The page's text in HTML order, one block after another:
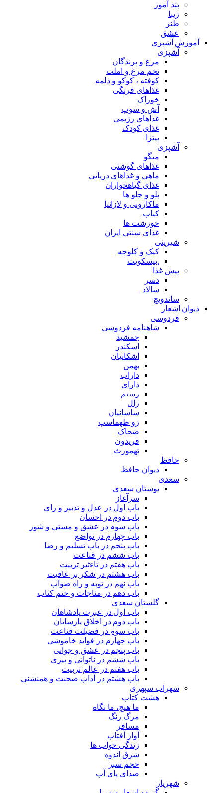
پند آموز
زیبا
طنز
عشق
آموزش آشپزی
آشپزی
مرغ و پرندگان
تخم مرغ و املت
کوفته ، کوکو و دلمه
غذاهای فرنگی
خوراک
آش و سوپ
غذاهای رژیمی
غذای کودک
پیتزا
آشپزی
میگو
غذاهای گوشتی
ماهی و غذاهای دریایی
غذای گیاهخواران
پلو و چلو ها
ماکارونی و لازانیا
کباب
خورشت ها
غذای سنتی ایران
شیرینی
کیک و کلوچه
.بیسکویت
پیش غذا
دسر
سالاد
ساندویچ
دیوان اشعار
فردوسی
شاهنامه فردوسی
جمشید
اسکندر
اشکانیان
بهمن
داراب
دارای
رستم
زال
ساسانیان
زو طهماسپ‏
ضحاک
فریدون
تهمورث
حافظ
دیوان حافظ
سعدی
بوستان سعدی
سرآغاز
باب اول در عدل و تدبیر و رای
باب دوم در احسان
باب سوم در عشق و مستی و شور
باب چهارم در تواضع
باب پنجم در باب تسلیم و رضا
باب ششم در قناعت
باب هفتم در تاءثیر تربیت
باب هشتم در شکر بر عافیت
باب نهم در توبه و راه صواب
باب دهم در مناجات و ختم کتاب
گلستان سعدی
باب اول در عبرت پادشاهان
باب دوم در اخلاق پارسایان
باب سوم در فضیلت قناعت
باب چهارم در فواید خاموشى
باب پنجم در عشق و جوانى
باب ششم در ناتوانى و پیرى
باب هفتم در عالم تربیت
باب هشتم در آداب صحبت و همنشنى
سهراب سپهری
هشت کتاب
ما هیچ، ما نگاه
مرگ رنگ
مسافر
آواز آفتاب
زندگی خواب ها
شرق اندوه
حجم سبز
صدای پای آب
شهریار